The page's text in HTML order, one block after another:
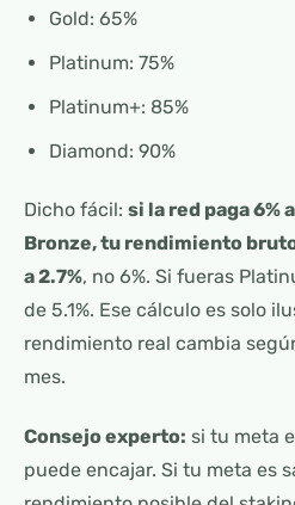
Gold: 65%
Platinum: 75%
Platinum+: 85%
Diamond: 90%
Dicho fácil: si la red paga 6%
Bronze, tu rendimiento
a 2.7%, no 6%. Si fueras
de 5.1%. Ese cálculo es solo
rendimiento real cambia
mes.
Consejo experto: si tu meta
puede encajar. Si tu meta es